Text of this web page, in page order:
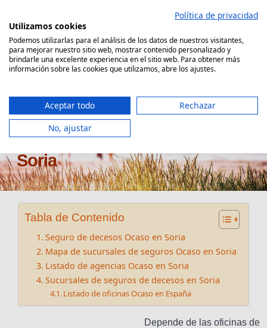
contenido
Comparador Seguro Decesos
Oficinas seguros Ocaso en
Soria
Tabla de Contenido
Seguro de decesos Ocaso en Soria
Mapa de sucursales de seguros Ocaso en Soria
Listado de agencias Ocaso en Soria
Sucursales de seguros de decesos en Soria
Listado de oficinas Ocaso en España
Depende de las oficinas de
Política de privacidad
Utilizamos cookies
Podemos utilizarlas para el análisis de los datos de nuestros visitantes,
para mejorar nuestro sitio web, mostrar contenido personalizado y
brindarle una excelente experiencia en el sitio web. Para obtener más
información sobre las cookies que utilizamos, abre los ajustes.
Aceptar todo
Rechazar
No, ajustar